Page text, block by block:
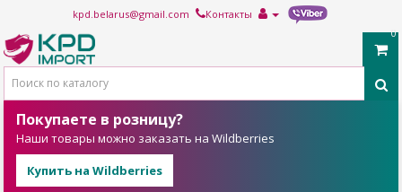
kpd.belarus@gmail.com
Контакты
0
Покупаете в розницу?
Наши товары можно заказать на Wildberries
Купить на Wildberries